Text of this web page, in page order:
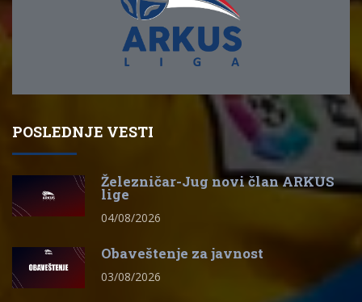
POSLEDNJE VESTI
Železničar-Jug novi član ARKUS
lige
04/08/2026
Obaveštenje za javnost
03/08/2026